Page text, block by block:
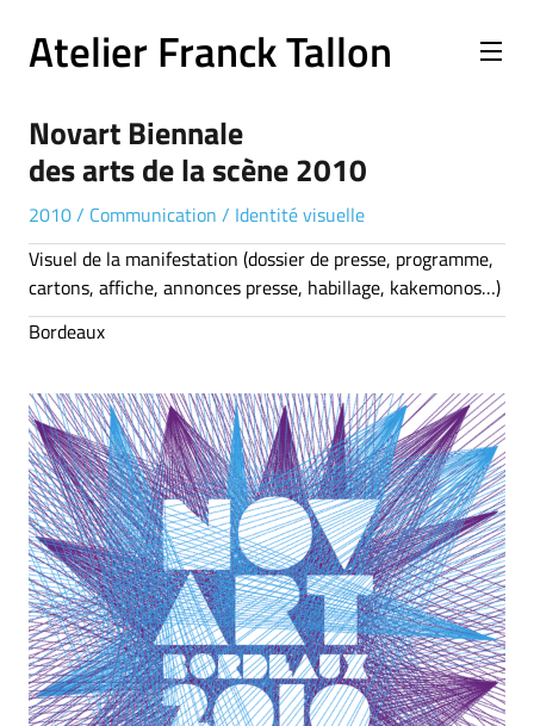
Atelier Franck Tallon
Novart Biennale
des arts de la scène 2010
2010/ Communication / Identité visuelle
Visuel de la manifestation (dossier de presse, programme,
cartons, affiche, annonces presse, habillage, kakemonos…)
Bordeaux